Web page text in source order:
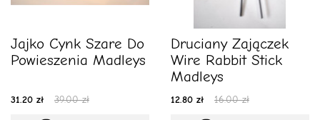
Jajko Cynk Szare Do
Powieszenia Madleys
31.20 zł 39.00 zł
Druciany Zajączek
Wire Rabbit Stick
Madleys
12.80 zł 16.00 zł